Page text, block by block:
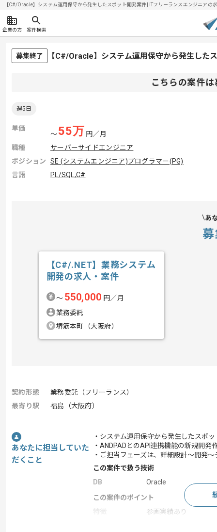
【C#/Oracle】システム運用保守から発生したスポット開発案件| ITフリーランスエンジニア
企業の方 案件検索
募集終了 【C#/Oracle】システム運用保守から発生した
こちらの案件
週5日
単価
〜55万 円／月
職種
サーバーサイドエンジニア
ポジション
SE (システムエンジニア)プログラマー(PG)
言語
PL/SQL ,C#
あ
【C#/.NET】業務システム
開発の求人・案件
〜 550,000 円／月
業務委託
堺筋本町（大阪府）
契約形態
業務委託（フリーランス）
最寄り駅
福島（大阪府）
あなたに担当していた
だくこと
・システム運用保守から発生したスポ
・ANDPADとのAPI連携機能の新規開発
・ご担当フェーズは、詳細設計～開発
この案件で扱う技術
DB
Oracle
この案件のポイント
参画実績あり